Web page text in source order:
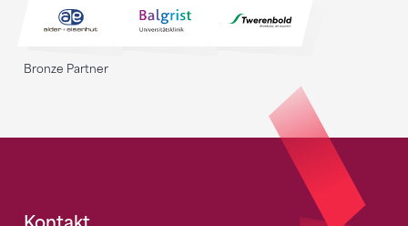
Bronze Partner